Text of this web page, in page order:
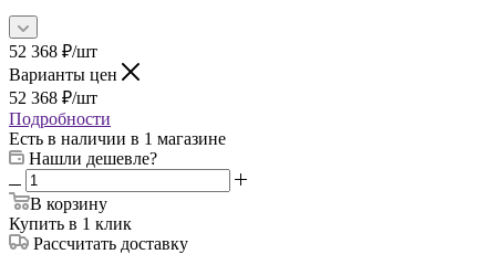
52 368 ₽/шт
Варианты цен
52 368 ₽/шт
Подробности
Есть в наличии в 1 магазине
Нашли дешевле?
В корзину
Купить в 1 клик
Рассчитать доставку